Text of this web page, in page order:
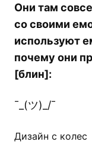
Они там
со своими
используют
почему они
[блин]:
¯_(ツ)_/¯
Дизайн с колес